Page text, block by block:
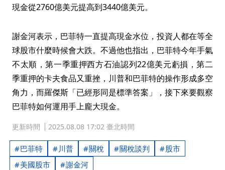
現金從2760億美元提高到3440億美元。
謝金河表示，巴菲特一直提高現金水位，投資人都在等全
球股市什麼時候會大跌。不過他也指出，巴菲特今年手氣
不太順，第一季重押西方石油認列22億美元虧損，第二
季重押的卡夫食品又重挫，川普和巴菲特的操作形成多空
角力，而羅傑斯「已經形同是標準答案」，接下來要觀察
巴菲特如何運用手上龐大現金。
更新時間 2025.08.08 17:02 臺北時間
巴菲特 川普 關稅 關稅談判
股市
美國股市
謝金河